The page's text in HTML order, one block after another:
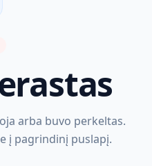
arba buvo perkeltas.
į pagrindinį puslapį.